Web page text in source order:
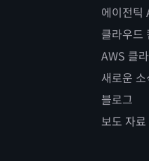
에이전틱
클라우드
AWS 클
새로운 소
블로그
보도 자료